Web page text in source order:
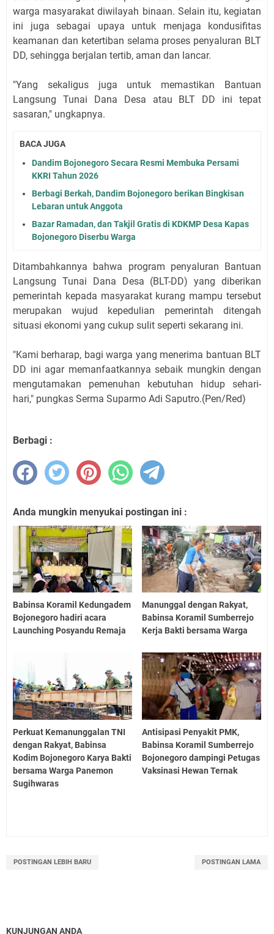
warga masyarakat diwilayah binaan. Selain itu, kegiatan
ini juga sebagai upaya untuk menjaga kondusifitas
keamanan dan ketertiban selama proses penyaluran BLT
DD, sehingga berjalan tertib, aman dan lancar.
"Yang sekaligus juga untuk memastikan Bantuan
Langsung Tunai Dana Desa atau BLT DD ini tepat
sasaran," ungkapnya.
BACA JUGA
Dandim Bojonegoro Secara Resmi Membuka Persami
KKRI Tahun 2026
Berbagi Berkah, Dandim Bojonegoro berikan Bingkisan
Lebaran untuk Anggota
Bazar Ramadan, dan Takjil Gratis di KDKMP Desa Kapas
Bojonegoro Diserbu Warga
Ditambahkannya bahwa program penyaluran Bantuan
Langsung Tunai Dana Desa (BLT-DD) yang diberikan
pemerintah kepada masyarakat kurang mampu tersebut
merupakan wujud kepedulian pemerintah ditengah
situasi ekonomi yang cukup sulit seperti sekarang ini.
"Kami berharap, bagi warga yang menerima bantuan BLT
DD ini agar memanfaatkannya sebaik mungkin dengan
mengutamakan pemenuhan kebutuhan hidup sehari-
hari," pungkas Serma Suparmo Adi Saputro.(Pen/Red)
Berbagi :
Anda mungkin menyukai postingan ini :
Babinsa Koramil Kedungadem
Bojonegoro hadiri acara
Launching Posyandu Remaja
Manunggal dengan Rakyat,
Babinsa Koramil Sumberrejo
Kerja Bakti bersama Warga
Perkuat Kemanunggalan TNI
dengan Rakyat, Babinsa
Kodim Bojonegoro Karya Bakti
bersama Warga Panemon
Sugihwaras
Antisipasi Penyakit PMK,
Babinsa Koramil Sumberrejo
Bojonegoro dampingi Petugas
Vaksinasi Hewan Ternak
POSTINGAN LEBIH BARU POSTINGAN LAMA
KUNJUNGAN ANDA